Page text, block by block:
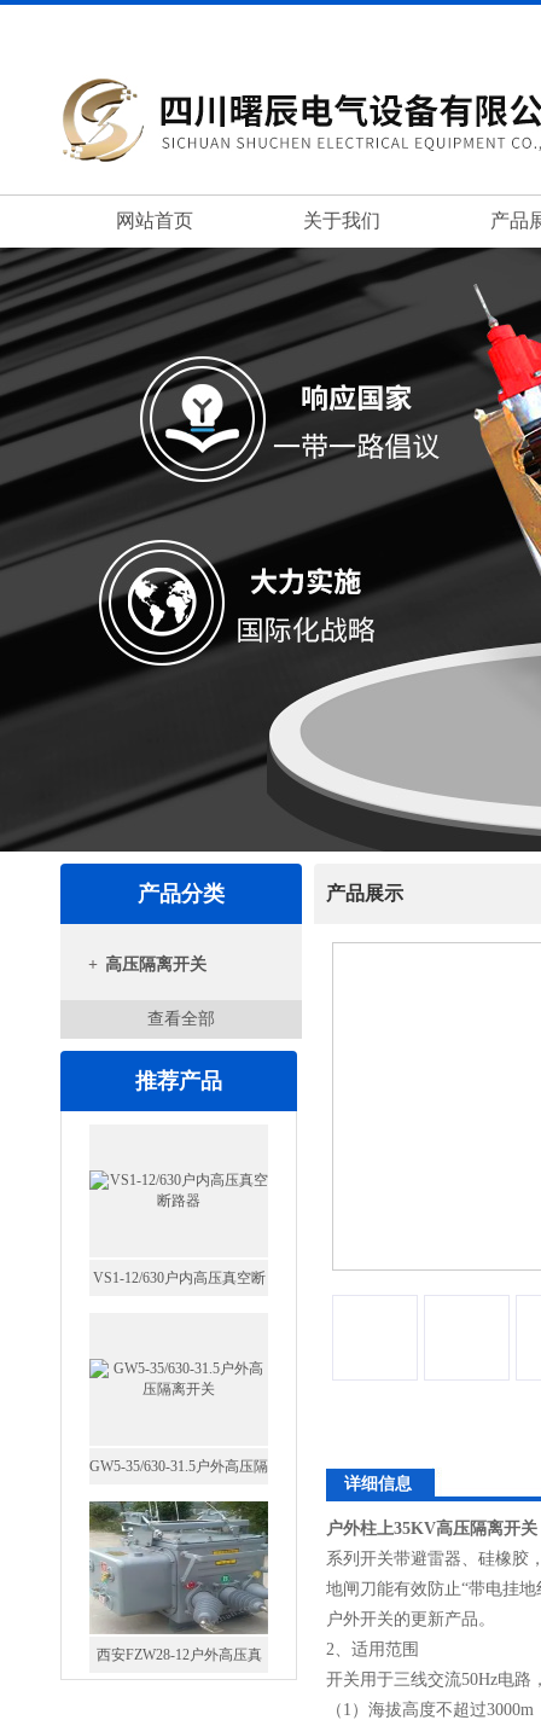
网站首页 关于我们 产品
产品分类
+ 高压隔离开关
查看全部
推荐产品
VS1-12/630户内高压真空断
GW5-35/630-31.5户外高压隔
离开关
西安FZW28-12户外高压真
产品展示
详细信息
户外柱上35KV高压隔离开关
系列开关带避雷器、硅橡胶
地闸刀能有效防止“带电挂
户外开关的更新产品。
2、适用范围
开关用于三线交流50Hz电
（1）海拔高度不超过